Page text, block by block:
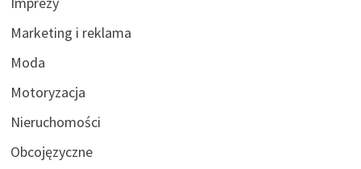
Marketing i reklama
Moda
Motoryzacja
Nieruchomości
Obcojęzyczne